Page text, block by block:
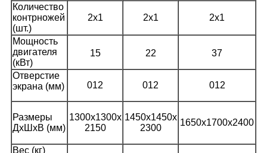
Количество
контрножей
(шт.)
2x1 2x1 2x1
Мощность
двигателя
(кВт)
15 22 37
Отверстие
экрана (мм)
012 012 012
Размеры
ДxШxВ (мм)
1300x1300x
2150
1450x1450x
2300
1650x1700x2400
Вес (кг)